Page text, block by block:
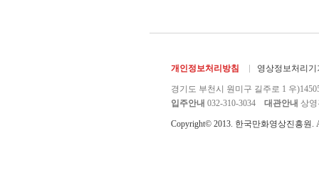
개인정보처리방침 영상정보처리기
경기도 부천시 원미구 길주로 1 우
입주안내 032-310-3034 대관안내 상영
Copyright© 2013. 한국만화영상진흥원.